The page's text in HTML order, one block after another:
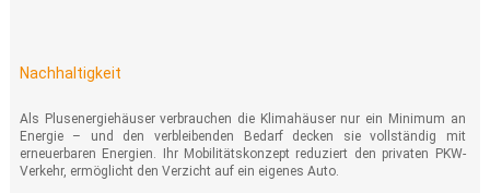
Nachhaltigkeit
Als Plusenergiehäuser verbrauchen die Klimahäuser nur ein Minimum an
Energie – und den verbleibenden Bedarf decken sie vollständig mit
erneuerbaren Energien. Ihr Mobilitätskonzept reduziert den privaten PKW-
Verkehr, ermöglicht den Verzicht auf ein eigenes Auto.